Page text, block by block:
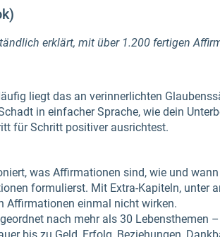
erklärt, mit über 1.200 fertigen
liegt das an verinnerlichten
in einfacher Sprache, wie dein
für Schritt positiver ausrichtest.
was Affirmationen sind, wie und wann
formulierst. Mit Extra-Kapiteln, unter
Affirmationen einmal nicht wirken.
nach mehr als 30 Lebensthemen